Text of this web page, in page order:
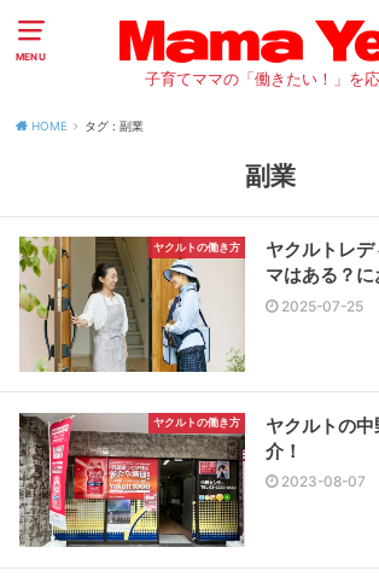
MENU
子育てママの「働きたい！」を
HOME タグ : 副業
副業
ヤクルトの働き方
ヤクルトレ
マはある？
2025-07-25
ヤクルトの働き方
ヤクルトの
介！
2023-08-07